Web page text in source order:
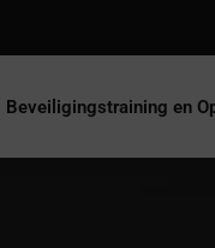
Beveiligingstraining en